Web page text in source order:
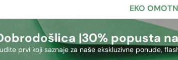
EKO
|30% popusta
prvi koji saznaje za naše ekskluzivne ponude,